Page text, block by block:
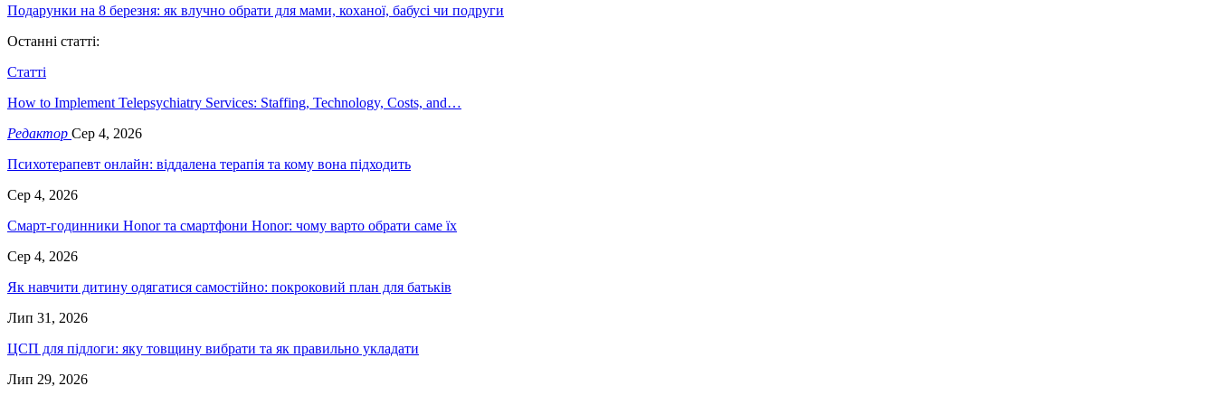
Подарунки на 8 березня: як влучно обрати для мами, коханої, бабусі чи подруги
Останні статті:
Статті
How to Implement Telepsychiatry Services: Staffing, Technology, Costs, and…
Редактор Сер 4, 2026
Психотерапевт онлайн: віддалена терапія та кому вона підходить
Сер 4, 2026
Смарт-годинники Honor та смартфони Honor: чому варто обрати саме їх
Сер 4, 2026
Як навчити дитину одягатися самостійно: покроковий план для батьків
Лип 31, 2026
ЦСП для підлоги: яку товщину вибрати та як правильно укладати
Лип 29, 2026